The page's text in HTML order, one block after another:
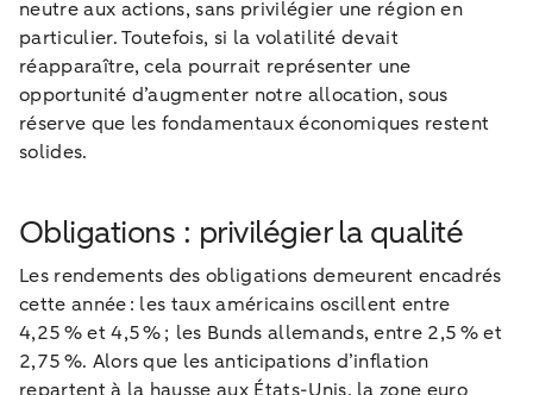
neutre aux actions, sans privilégier une région en
particulier. Toutefois, si la volatilité devait
réapparaître, cela pourrait représenter une
opportunité d’augmenter notre allocation, sous
réserve que les fondamentaux économiques restent
solides.
Obligations : privilégier la qualité
Les rendements des obligations demeurent encadrés
cette année : les taux américains oscillent entre
4,25 % et 4,5 % ; les Bunds allemands, entre 2,5 % et
2,75 %. Alors que les anticipations d’inflation